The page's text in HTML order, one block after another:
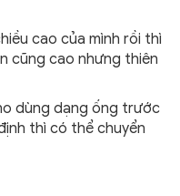
cao của mình rồi thì
cũng cao nhưng thiên
dùng dạng ống trước
thì có thể chuyển